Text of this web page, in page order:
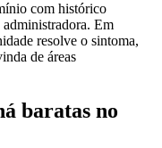
com histórico
Em
resolve o sintoma,
de áreas
baratas no